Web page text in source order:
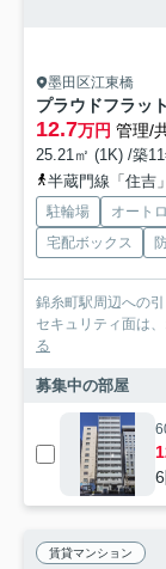
墨田区江東橋
プラウドフラッ
12.7万円 管理/
25.21㎡ (1K) /築
半蔵門線「住吉
駐輪場 オート
宅配ボックス
錦糸町駅周辺への
セキュリティ面は
る
募集中の部屋
賃貸マンション